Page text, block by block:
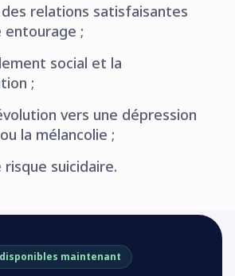
relations satisfaisantes
entourage ;
social et la
;
vers une dépression
la mélancolie ;
risque suicidaire.
maintenant